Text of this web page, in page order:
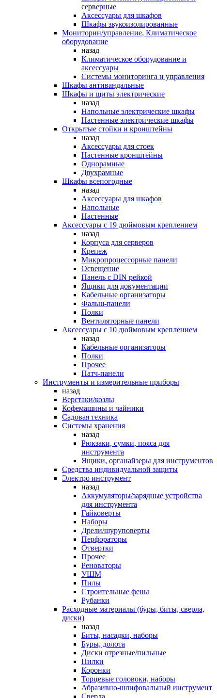
серверные
Аксессуары для шкафов
Шкафы звукоизолированные
Мониторин/управление, Климатическое
оборудование
назад
Климатическое оборудование и
аксессуары
Системы мониторинга и управления
Шкафы антивандальные
Шкафы и щиты электрические
назад
Напольные электрические шкафы
Настенные электрические шкафы
Открытые стойки и кронштейны
назад
Аксессуары для стоек
Настенные кронштейны
Однорамные
Двухрамные
Шкафы всепогодные
назад
Аксессуары для шкафов
Напольные
Настенные
Аксессуары с 19 дюймовым креплением
назад
Корпуса для серверов
Крепеж
Микропроцессорные панели
Освещение
Панель с DIN рейкой
Ящики для документации
Кабельные организаторы
Фальш-панели
Полки
Вентиляторные панели
Аксессуары с 10 дюймовым креплением
назад
Кабельные организаторы
Полки
Прочее
Патч-панели
Инструменты и измерительные приборы
назад
Верстаки/козлы
Кофемашины и чайники
Садовая техника
Системы хранения
назад
Рюкзаки, сумки, пояса для
инструмента
Ящики, органайзеры для инструментов
Средства индивидуальной защиты
Электро инструмент
назад
Аккумуляторы/зарядные устройства
для инструмента
Гайковерты
Наборы
Дрели/шуруповерты
Перфораторы
Отвертки
Прочее
Реноваторы
УШМ
Пилы
Строительные фены
Рубанки
Расходные материалы (буры, биты, сверла,
диски)
назад
Биты, насадки, наборы
Буры, долота
Диски отрезные/пильные
Пилки
Коронки
Торцевые головоки, наборы
Абразивно-шлифовальный инструмент
Сверла